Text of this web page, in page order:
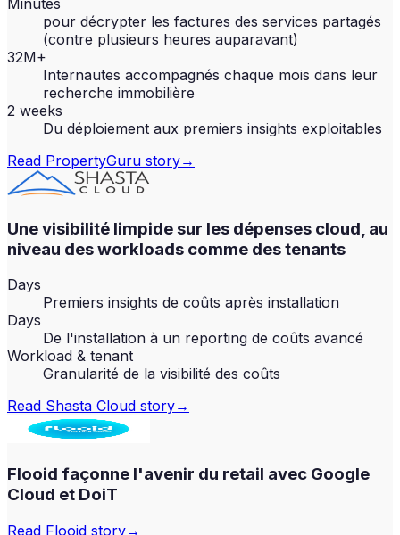
Minutes
pour décrypter les factures des services partagés
(contre plusieurs heures auparavant)
32M+
Internautes accompagnés chaque mois dans leur
recherche immobilière
2 weeks
Du déploiement aux premiers insights exploitables
Read PropertyGuru story→
Une visibilité limpide sur les dépenses cloud, au
niveau des workloads comme des tenants
Days
Premiers insights de coûts après installation
Days
De l'installation à un reporting de coûts avancé
Workload & tenant
Granularité de la visibilité des coûts
Read Shasta Cloud story→
Flooid façonne l'avenir du retail avec Google
Cloud et DoiT
Read Flooid story→